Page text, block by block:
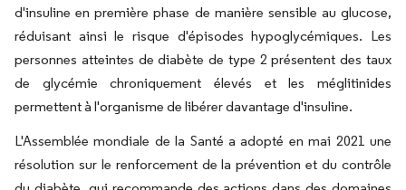
d'insuline en première phase de manière sensible au glucose,
réduisant ainsi le risque d'épisodes hypoglycémiques. Les
personnes atteintes de diabète de type 2 présentent des taux
de glycémie chroniquement élevés et les méglitinides
permettent à l'organisme de libérer davantage d'insuline.
L'Assemblée mondiale de la Santé a adopté en mai 2021 une
résolution sur le renforcement de la prévention et du contrôle